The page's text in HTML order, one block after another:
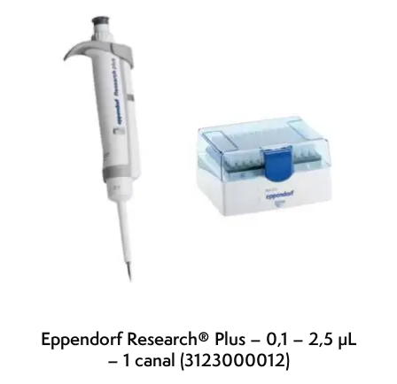
Eppendorf Research® Plus – 0,1 – 2,5 µL
– 1 canal (3123000012)